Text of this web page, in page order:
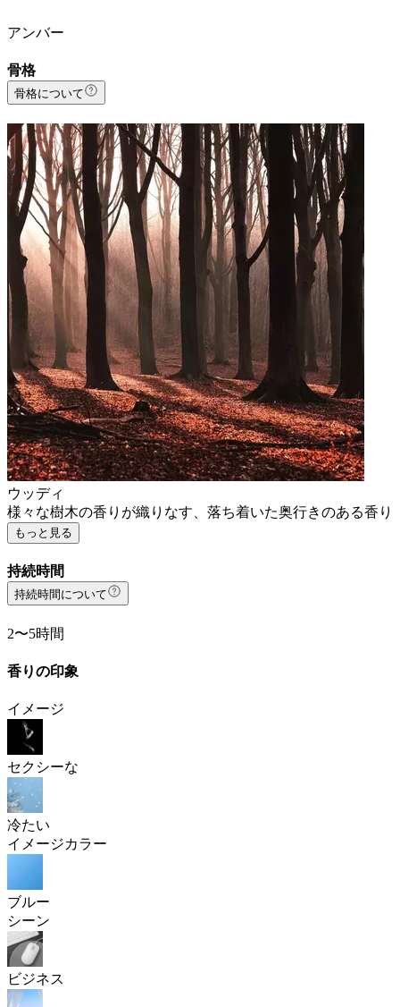
アンバー
骨格
骨格について
ウッディ
様々な樹木の香りが織りなす、落ち着いた奥行きのある香り
もっと見る
持続時間
持続時間について
2〜5時間
香りの印象
イメージ
セクシーな
冷たい
イメージカラー
ブルー
シーン
ビジネス